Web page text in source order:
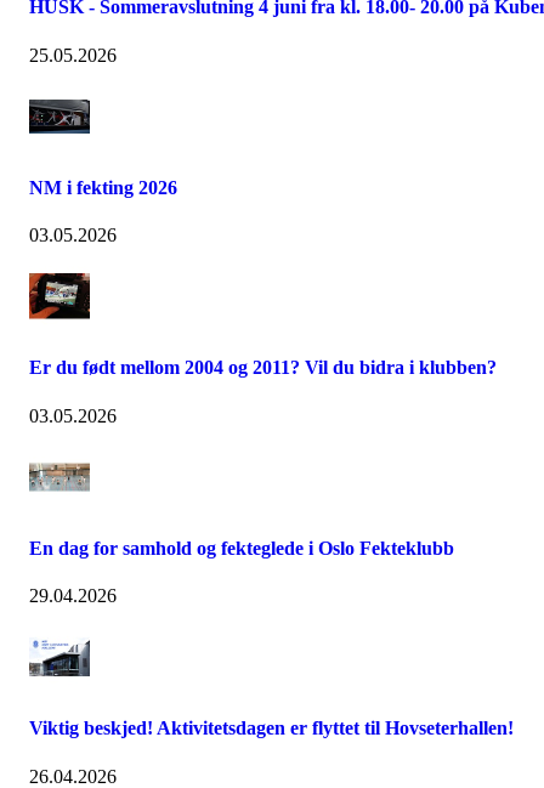
HUSK - Sommeravslutning 4 juni fra kl. 18.00- 20.00 på
25.05.2026
NM i fekting 2026
03.05.2026
Er du født mellom 2004 og 2011? Vil du bidra i klubben?
03.05.2026
En dag for samhold og fekteglede i Oslo Fekteklubb
29.04.2026
Viktig beskjed! Aktivitetsdagen er flyttet til Hovseterhallen!
26.04.2026